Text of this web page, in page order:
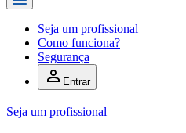
Seja um profissional
Como funciona?
Segurança
Entrar
Seja um profissional